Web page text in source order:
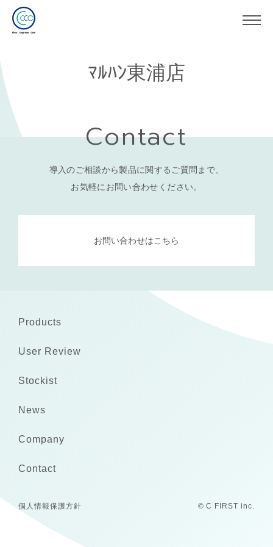
ﾏﾙﾊﾝ東浦店
Contact
導入のご相談から製品に関するご質問まで、
お気軽にお問い合わせください。
お問い合わせはこちら
Products
User Review
Stockist
News
Company
Contact
個人情報保護方針 © C FIRST inc.